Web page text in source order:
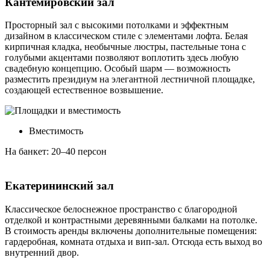
Просторный зал с высокими потолками и эффектным
дизайном в классическом стиле с элементами лофта. Белая
кирпичная кладка, необычные люстры, пастельные тона с
голубыми акцентами позволяют воплотить здесь любую
свадебную концепцию. Особый шарм — возможность
разместить президиум на элегантной лестничной площадке,
создающей естественное возвышение.
Вместимость
На банкет: 20–40 персон
Екатерининский зал
Классическое белоснежное пространство с благородной
отделкой и контрастными деревянными балками на потолке.
В стоимость аренды включены дополнительные помещения:
гардеробная, комната отдыха и вип-зал. Отсюда есть выход во
внутренний двор.